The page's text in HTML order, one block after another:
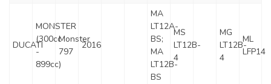
DUCATI
MONSTER
(300cc
-
899cc)
Monster
797
2016
MA
LT12A-
BS;
MA
LT12B-
BS
MS
LT12B-
4
MG
LT12B-
4
ML
LFP14